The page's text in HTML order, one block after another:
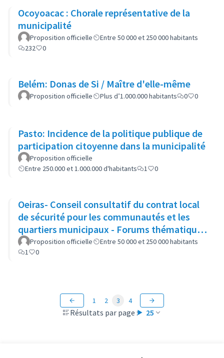
Ocoyoacac : Chorale représentative de la
municipalité
Proposition officielle
Entre 50 000 et 250 000 habitants
232
0
Belém: Donas de Si / Maître d'elle-même
Proposition officielle Plus d’1.000.000 habitants 0 0
Pasto: Incidence de la politique publique de
participation citoyenne dans la municipalité
Proposition officielle
Entre 250.000 et 1.000.000 d'habitants
1 0
Oeiras- Conseil consultatif du contrat local
de sécurité pour les communautés et les
quartiers municipaux - Forums thématiques
(CCCLS d'Oeiras)
Proposition officielle
Entre 50 000 et 250 000 habitants
1
0
Résultats par page : 25
1 2 3 4